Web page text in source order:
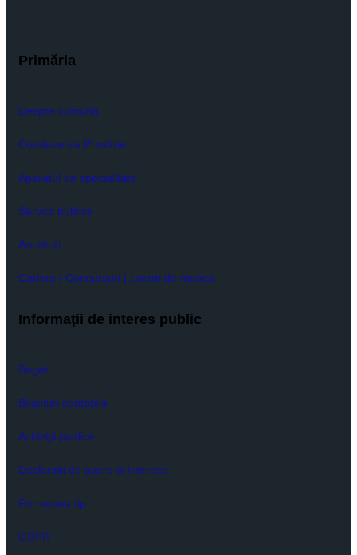
Primăria
Despre comună
Conducerea Primăriei
Aparatul de specialitate
Servicii publice
Anunturi
Cariera | Concursuri | Locuri de munca
Informaţii de interes public
Buget
Bilanţuri contabile
Achiziţii publice
Declaratii de avere si interese
Formulare tip
GDPR